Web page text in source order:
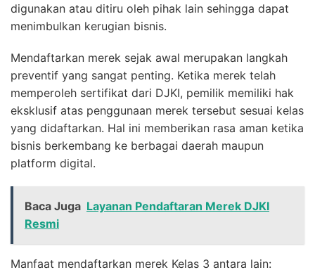
digunakan atau ditiru oleh pihak lain sehingga dapat
menimbulkan kerugian bisnis.
Mendaftarkan merek sejak awal merupakan langkah
preventif yang sangat penting. Ketika merek telah
memperoleh sertifikat dari DJKI, pemilik memiliki hak
eksklusif atas penggunaan merek tersebut sesuai kelas
yang didaftarkan. Hal ini memberikan rasa aman ketika
bisnis berkembang ke berbagai daerah maupun
platform digital.
Baca Juga Layanan Pendaftaran Merek DJKI
Resmi
Manfaat mendaftarkan merek Kelas 3 antara lain: